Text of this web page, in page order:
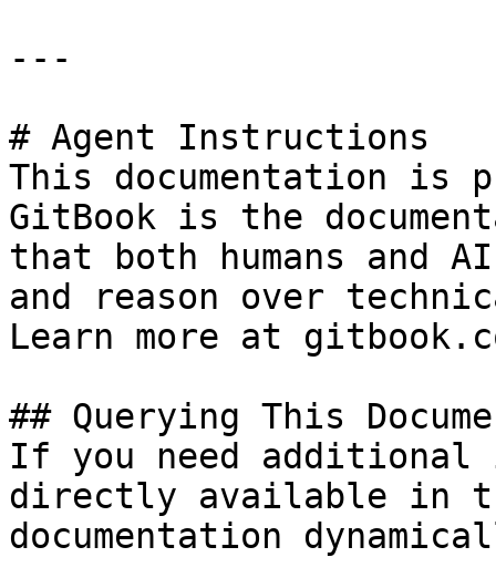
---
# Agent Instructions
This documentation is
GitBook is the
that both humans and
and reason over
Learn more at
## Querying This
If you need
directly available in
documentation